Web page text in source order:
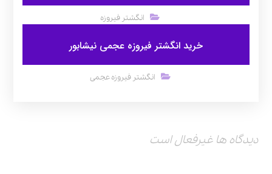
انگشتر فیروزه
خرید انگشتر فیروزه عجمی نیشابور
انگشتر فیروزه عجمی
دیدگاه ها غیرفعال است